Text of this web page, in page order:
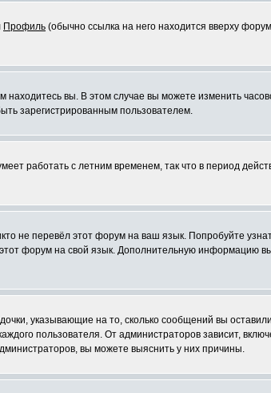
Профиль (обычно ссылка на него находится вверху
вы. В этом случае вы можете изменить
зарегистрированным пользователем.
работать с летним временем, так что в период
не перевёл этот форум на ваш язык. Попробуйте
форум на свой язык. Дополнительную информацию
указывающие на то, сколько сообщений вы
пользователя. От администраторов зависит,
вы можете выяснить у них причины.